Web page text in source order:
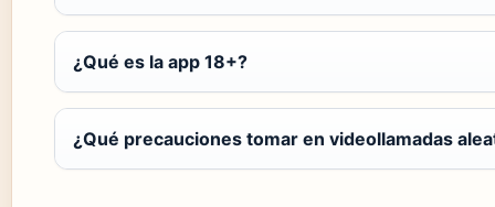
¿Qué es la app 18+?
¿Qué precauciones tomar en videollamadas